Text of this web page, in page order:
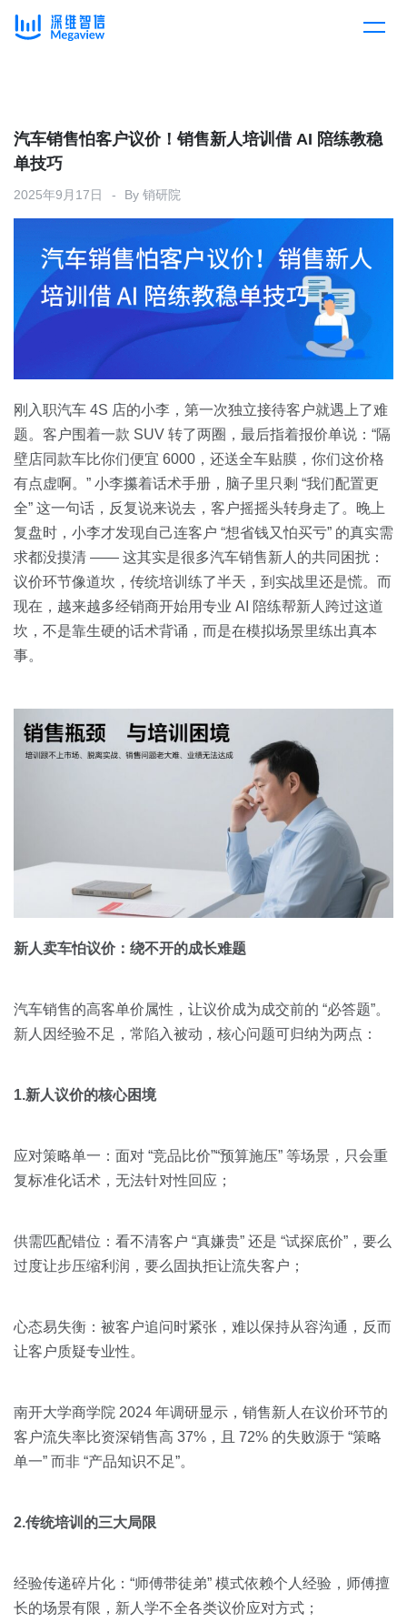
产品总览
产品集成
下载客户端
解决方案
按行业
消费医疗
汽车
房地产
金融
按角色
销售人员
销售管理
交易跟进
培训辅导
客户案例
开放平台
定价
资源中心
全部
白皮书
销售会话智能
关于我们
预约演示
汽车销售怕客户议价！销售新人培训借 AI 陪练教稳
单技巧
2025年9月17日 By 销研院
刚入职汽车 4S 店的小李，第一次独立接待客户就遇上了难
题。客户围着一款 SUV 转了两圈，最后指着报价单说：“隔
壁店同款车比你们便宜 6000，还送全车贴膜，你们这价格
有点虚啊。” 小李攥着话术手册，脑子里只剩 “我们配置更
全” 这一句话，反复说来说去，客户摇摇头转身走了。晚上
复盘时，小李才发现自己连客户 “想省钱又怕买亏” 的真实需
求都没摸清 —— 这其实是很多汽车销售新人的共同困扰：
议价环节像道坎，传统培训练了半天，到实战里还是慌。而
现在，越来越多经销商开始用专业 AI 陪练帮新人跨过这道
坎，不是靠生硬的话术背诵，而是在模拟场景里练出真本
事。
新人卖车怕议价：绕不开的成长难题
汽车销售的高客单价属性，让议价成为成交前的 “必答题”。
新人因经验不足，常陷入被动，核心问题可归纳为两点：
1.新人议价的核心困境
应对策略单一：面对 “竞品比价”“预算施压” 等场景，只会重
复标准化话术，无法针对性回应；
供需匹配错位：看不清客户 “真嫌贵” 还是 “试探底价”，要么
过度让步压缩利润，要么固执拒让流失客户；
心态易失衡：被客户追问时紧张，难以保持从容沟通，反而
让客户质疑专业性。
南开大学商学院 2024 年调研显示，销售新人在议价环节的
客户流失率比资深销售高 37%，且 72% 的失败源于 “策略
单一” 而非 “产品知识不足”。
2.传统培训的三大局限
经验传递碎片化：“师傅带徒弟” 模式依赖个人经验，师傅擅
长的场景有限，新人学不全各类议价应对方式；